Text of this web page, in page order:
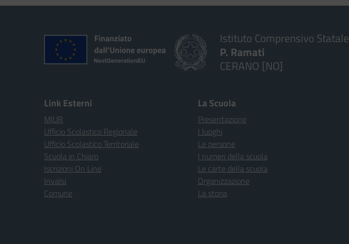
Istituto Comprensivo Statale
P. Ramati
CERANO [NO]
Link Esterni
MIUR
Ufficio Scolastico Regionale
Ufficio Scolastico Territoriale
Scuola in Chiaro
Iscrizioni On Line
Invalsi
Comune
La Scuola
Presentazione
I luoghi
Le persone
I numeri della scuola
Le carte della scuola
Organizzazione
La storia